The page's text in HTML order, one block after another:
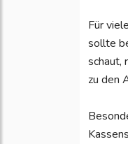
Für
sollte
schaut,
zu den